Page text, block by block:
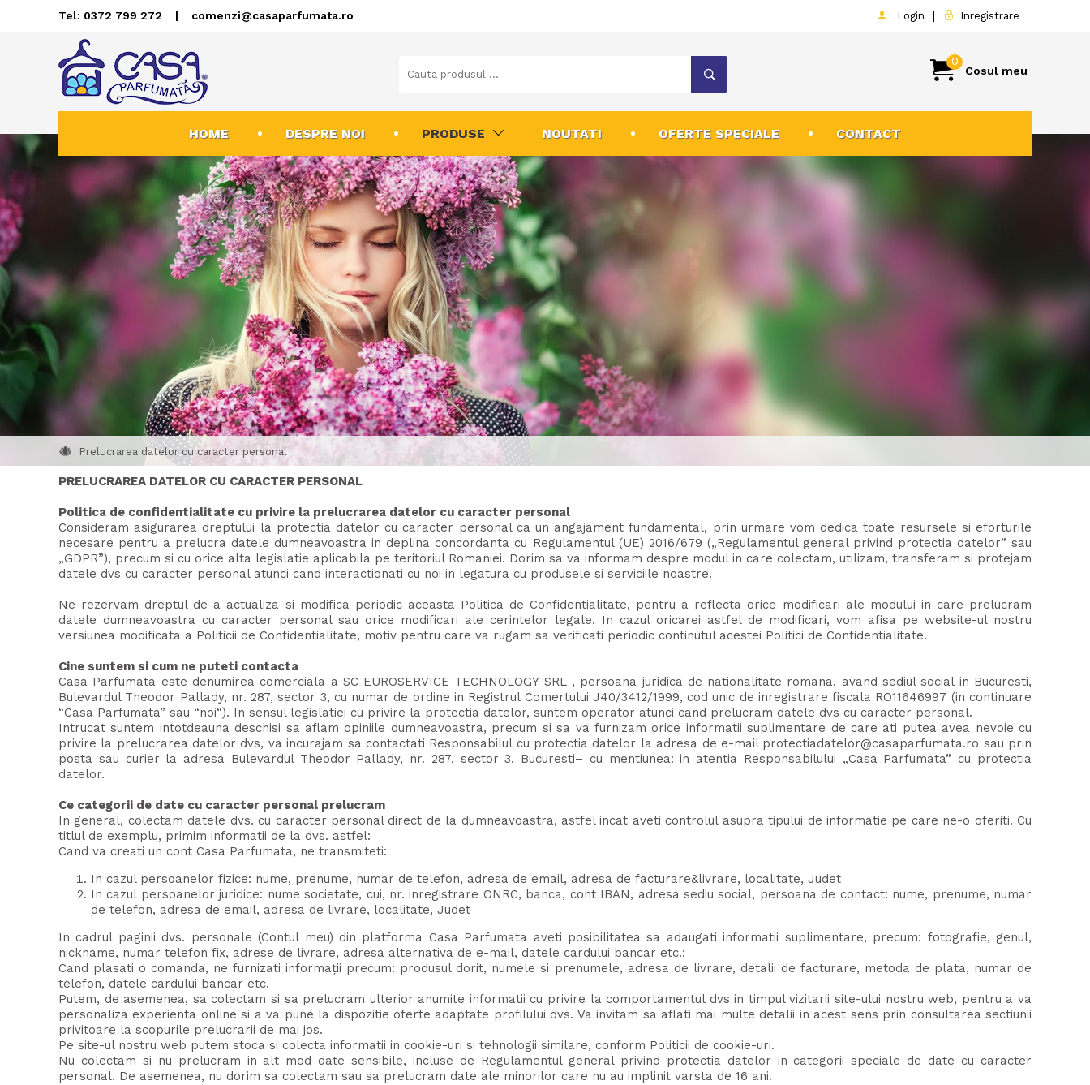
Tel: 0372 799 272 | comenzi@casaparfumata.ro Login | Inregistrare
0
Cosul meu
HOME DESPRE NOI PRODUSE NOUTATI OFERTE SPECIALE CONTACT
Prelucrarea datelor cu caracter personal
PRELUCRAREA DATELOR CU CARACTER PERSONAL
Politica de confidentialitate cu privire la prelucrarea datelor cu caracter personal
Consideram asigurarea dreptului la protectia datelor cu caracter personal ca un angajament fundamental, prin urmare vom dedica toate resursele si eforturile
necesare pentru a prelucra datele dumneavoastra in deplina concordanta cu Regulamentul (UE) 2016/679 („Regulamentul general privind protectia datelor” sau
„GDPR”), precum si cu orice alta legislatie aplicabila pe teritoriul Romaniei. Dorim sa va informam despre modul in care colectam, utilizam, transferam si protejam
datele dvs cu caracter personal atunci cand interactionati cu noi in legatura cu produsele si serviciile noastre.
Ne rezervam dreptul de a actualiza si modifica periodic aceasta Politica de Confidentialitate, pentru a reflecta orice modificari ale modului in care prelucram
datele dumneavoastra cu caracter personal sau orice modificari ale cerintelor legale. In cazul oricarei astfel de modificari, vom afisa pe website-ul nostru
versiunea modificata a Politicii de Confidentialitate, motiv pentru care va rugam sa verificati periodic continutul acestei Politici de Confidentialitate.
Cine suntem si cum ne puteti contacta
Casa Parfumata este denumirea comerciala a SC EUROSERVICE TECHNOLOGY SRL , persoana juridica de nationalitate romana, avand sediul social in Bucuresti,
Bulevardul Theodor Pallady, nr. 287, sector 3, cu numar de ordine in Registrul Comertului J40/3412/1999, cod unic de inregistrare fiscala RO11646997 (in continuare
“Casa Parfumata” sau “noi“). In sensul legislatiei cu privire la protectia datelor, suntem operator atunci cand prelucram datele dvs cu caracter personal.
Intrucat suntem intotdeauna deschisi sa aflam opiniile dumneavoastra, precum si sa va furnizam orice informatii suplimentare de care ati putea avea nevoie cu
privire la prelucrarea datelor dvs, va incurajam sa contactati Responsabilul cu protectia datelor la adresa de e-mail protectiadatelor@casaparfumata.ro sau prin
posta sau curier la adresa Bulevardul Theodor Pallady, nr. 287, sector 3, Bucuresti– cu mentiunea: in atentia Responsabilului „Casa Parfumata” cu protectia
datelor.
Ce categorii de date cu caracter personal prelucram
In general, colectam datele dvs. cu caracter personal direct de la dumneavoastra, astfel incat aveti controlul asupra tipului de informatie pe care ne-o oferiti. Cu
titlul de exemplu, primim informatii de la dvs. astfel:
Cand va creati un cont Casa Parfumata, ne transmiteti:
In cazul persoanelor fizice: nume, prenume, numar de telefon, adresa de email, adresa de facturare&livrare, localitate, Judet
In cazul persoanelor juridice: nume societate, cui, nr. inregistrare ONRC, banca, cont IBAN, adresa sediu social, persoana de contact: nume, prenume, numar
de telefon, adresa de email, adresa de livrare, localitate, Judet
In cadrul paginii dvs. personale (Contul meu) din platforma Casa Parfumata aveti posibilitatea sa adaugati informatii suplimentare, precum: fotografie, genul,
nickname, numar telefon fix, adrese de livrare, adresa alternativa de e-mail, datele cardului bancar etc.;
Cand plasati o comanda, ne furnizati informații precum: produsul dorit, numele si prenumele, adresa de livrare, detalii de facturare, metoda de plata, numar de
telefon, datele cardului bancar etc.
Putem, de asemenea, sa colectam si sa prelucram ulterior anumite informatii cu privire la comportamentul dvs in timpul vizitarii site-ului nostru web, pentru a va
personaliza experienta online si a va pune la dispozitie oferte adaptate profilului dvs. Va invitam sa aflati mai multe detalii in acest sens prin consultarea sectiunii
privitoare la scopurile prelucrarii de mai jos.
Pe site-ul nostru web putem stoca si colecta informatii in cookie-uri si tehnologii similare, conform Politicii de cookie-uri.
Nu colectam si nu prelucram in alt mod date sensibile, incluse de Regulamentul general privind protectia datelor in categorii speciale de date cu caracter
personal. De asemenea, nu dorim sa colectam sau sa prelucram date ale minorilor care nu au implinit varsta de 16 ani.